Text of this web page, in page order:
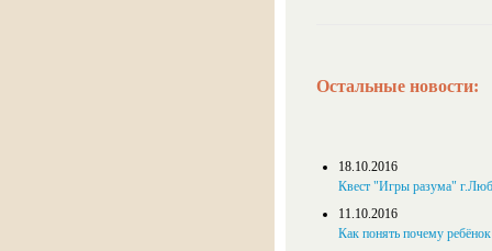
Остальные новости:
18.10.2016
Квест "Игры разума"
11.10.2016
Как понять почему